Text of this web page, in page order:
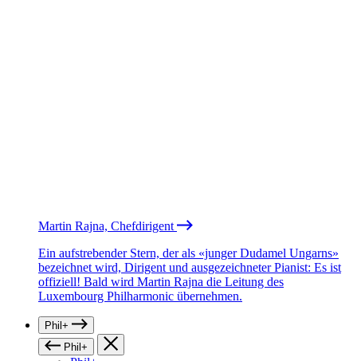
Martin Rajna, Chefdirigent
Ein aufstrebender Stern, der als «junger Dudamel Ungarns»
bezeichnet wird, Dirigent und ausgezeichneter Pianist: Es ist
offiziell! Bald wird Martin Rajna die Leitung des
Luxembourg Philharmonic übernehmen.
Phil+
Phil+